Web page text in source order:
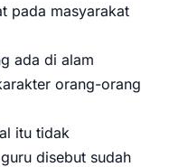
pada masyarakat
ada di alam
orang-orang
itu tidak
disebut sudah